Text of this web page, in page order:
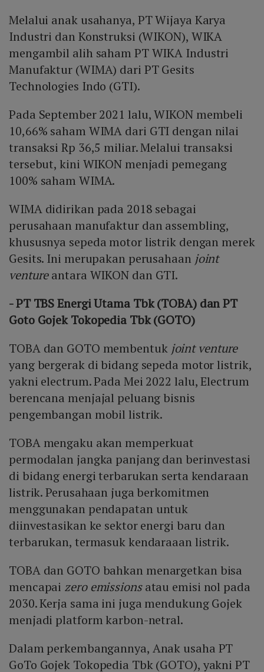
Melalui anak usahanya, PT Wijaya Karya
Industri dan Konstruksi (WIKON), WIKA
mengambil alih saham PT WIKA Industri
Manufaktur (WIMA) dari PT Gesits
Technologies Indo (GTI).
Pada September 2021 lalu, WIKON membeli
10,66% saham WIMA dari GTI dengan nilai
transaksi Rp 36,5 miliar. Melalui transaksi
tersebut, kini WIKON menjadi pemegang
100% saham WIMA.
WIMA didirikan pada 2018 sebagai
perusahaan manufaktur dan assembling,
khususnya sepeda motor listrik dengan merek
Gesits. Ini merupakan perusahaan joint
ventureantara WIKON dan GTI.
- PT TBS Energi Utama Tbk (TOBA) danPT
Goto Gojek Tokopedia Tbk (GOTO)
TOBA dan GOTO membentuk joint venture
yang bergerak di bidang sepeda motor listrik,
yakni electrum. Pada Mei 2022 lalu, Electrum
berencana menjajal peluang bisnis
pengembangan mobil listrik.
TOBA mengaku akan memperkuat
permodalan jangka panjang dan berinvestasi
di bidang energi terbarukan serta kendaraan
listrik. Perusahaan juga berkomitmen
menggunakan pendapatan untuk
diinvestasikan ke sektor energi baru dan
terbarukan, termasuk kendaraaan listrik.
TOBA dan GOTO bahkan menargetkan bisa
mencapai zero emissionsatau emisi nol pada
2030. Kerja sama ini juga mendukung Gojek
menjadi platform karbon-netral.
Dalam perkembangannya, Anak usaha PT
GoTo Gojek Tokopedia Tbk (GOTO), yakni PT